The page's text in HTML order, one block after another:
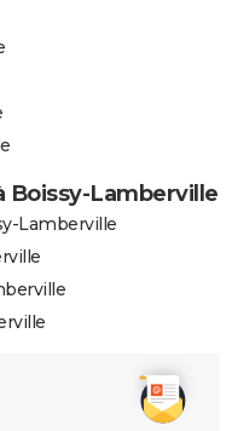
Boissy-Lamberville
Lamberville